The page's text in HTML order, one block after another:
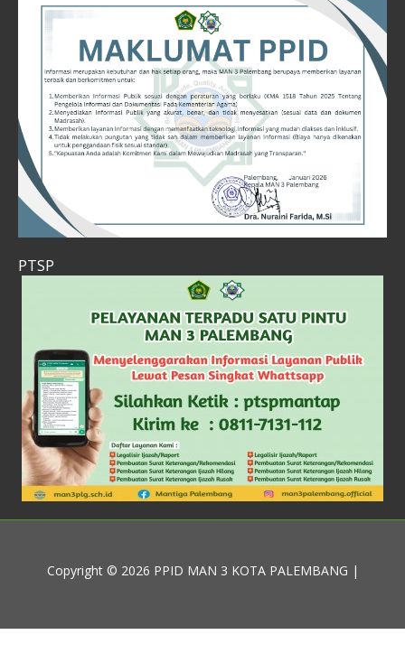
PTSP
Copyright © 2026 PPID MAN 3 KOTA PALEMBANG |